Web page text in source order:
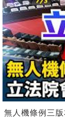
無人機條例三